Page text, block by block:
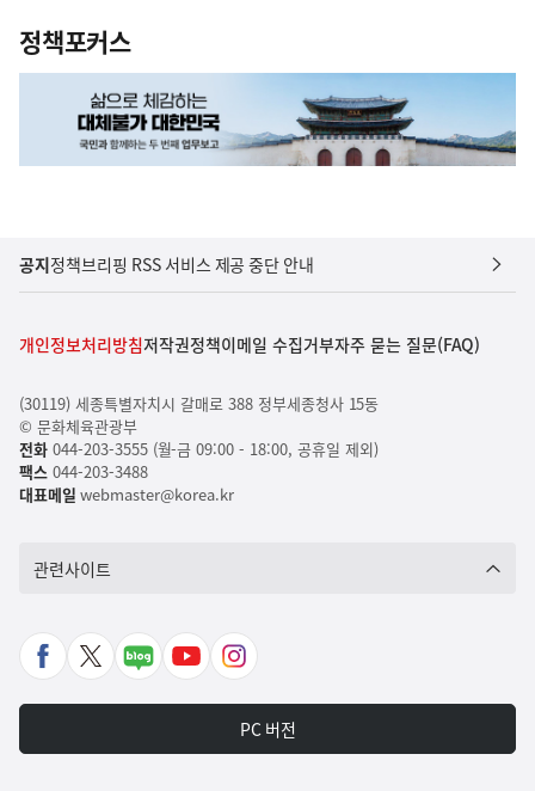
정책포커스
공지정책브리핑 RSS 서비스 제공 중단 안내
개인정보처리방침저작권정책이메일 수집거부자주 묻는 질문(FAQ)
(30119) 세종특별자치시 갈매로 388 정부세종청사 15동
© 문화체육관광부
전화044-203-3555 (월-금 09:00 - 18:00, 공휴일 제외)
팩스044-203-3488
대표메일 webmaster@korea.kr
관련사이트
페
북
X
가
네
포
유
바
인
타
그
PC 버전